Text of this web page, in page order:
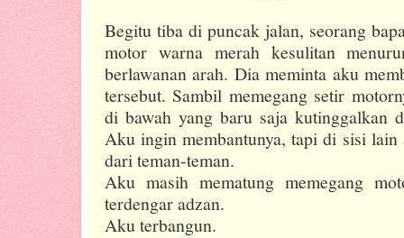
Begitu tiba di puncak jalan, seorang
motor warna merah kesulitan
berlawanan arah. Dia meminta aku
tersebut. Sambil memegang setir
di bawah yang baru saja kutinggalkan
Aku ingin membantunya, tapi di sisi
dari teman-teman.
Aku masih mematung memegang
terdengar adzan.
Aku terbangun.